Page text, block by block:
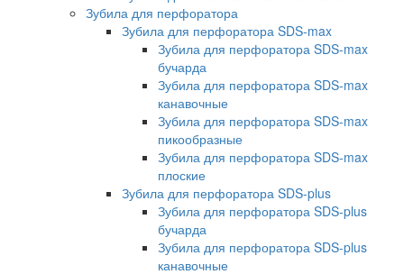
Зубила для перфоратора
Зубила для перфоратора SDS-max
Зубила для перфоратора SDS-max
бучарда
Зубила для перфоратора SDS-max
канавочные
Зубила для перфоратора SDS-max
пикообразные
Зубила для перфоратора SDS-max
плоские
Зубила для перфоратора SDS-plus
Зубила для перфоратора SDS-plus
бучарда
Зубила для перфоратора SDS-plus
канавочные